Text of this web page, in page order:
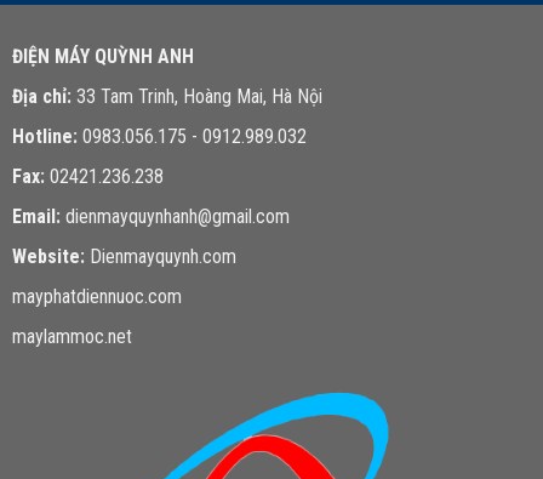
ĐIỆN MÁY QUỲNH ANH
Địa chỉ: 33 Tam Trinh, Hoàng Mai, Hà Nội
Hotline: 0983.056.175 - 0912.989.032
Fax: 02421.236.238
Email: dienmayquynhanh@gmail.com
Website: Dienmayquynh.com
mayphatdiennuoc.com
maylammoc.net